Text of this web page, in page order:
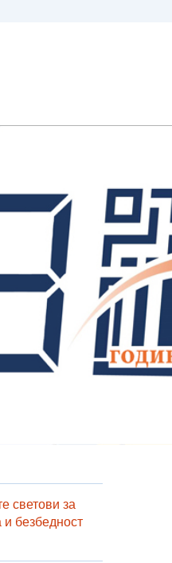
светови за
и безбедност